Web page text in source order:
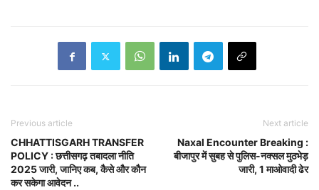
Previous article
CHHATTISGARH TRANSFER
POLICY : छत्तीसगढ़ तबादला नीति
2025 जारी, जानिए कब, कैसे और कौन
कर सकेगा आवेदन ..
Next article
Naxal Encounter Breaking :
बीजापुर में सुबह से पुलिस-नक्सल मुठभेड़
जारी, 1 माओवादी ढेर